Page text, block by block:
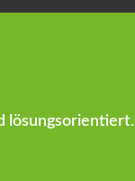
lösungsorientiert.